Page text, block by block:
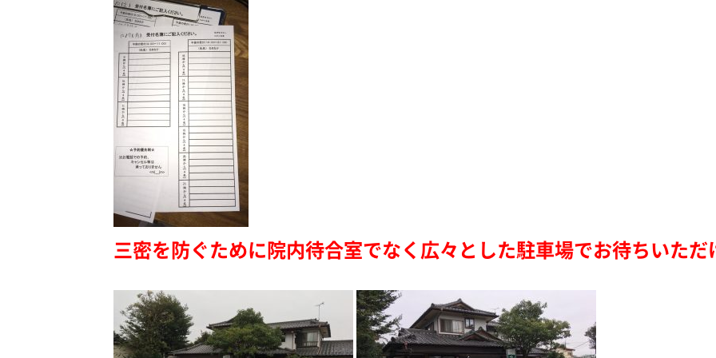
三密を防ぐために院内待合室でなく広々とした駐車場でお待ちいただ